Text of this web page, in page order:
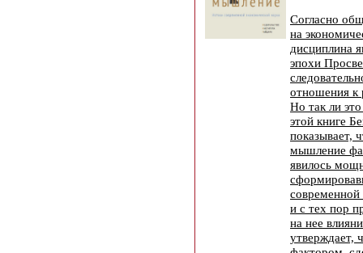
Согласно
на
дисциплина
эпохи
отношения к
Но так ли
этой книге
показывает,
мышление
явилось
современной
и с тех пор
на нее
утверждает,